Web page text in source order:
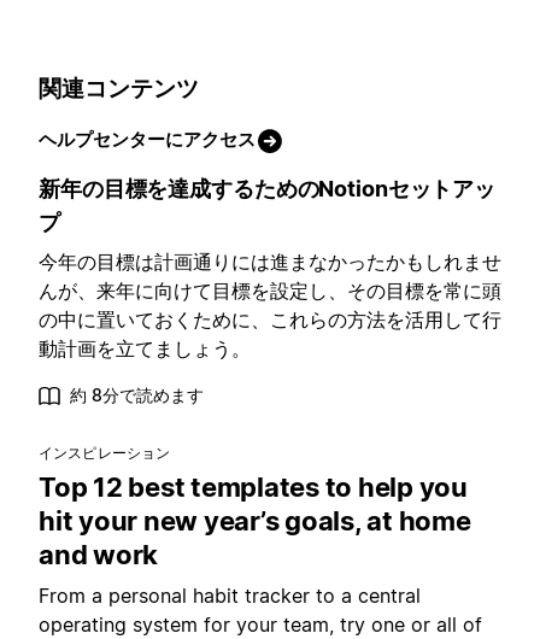
関連コンテンツ
ヘルプセンターにアクセス
新年の目標を達成するためのNotionセットアッ
プ
今年の目標は計画通りには進まなかったかもしれませ
んが、来年に向けて目標を設定し、その目標を常に頭
の中に置いておくために、これらの方法を活用して行
動計画を立てましょう。
約 8分で読めます
インスピレーション
Top 12 best templates to help you
hit your new year’s goals, at home
and work
From a personal habit tracker to a central
operating system for your team, try one or all of